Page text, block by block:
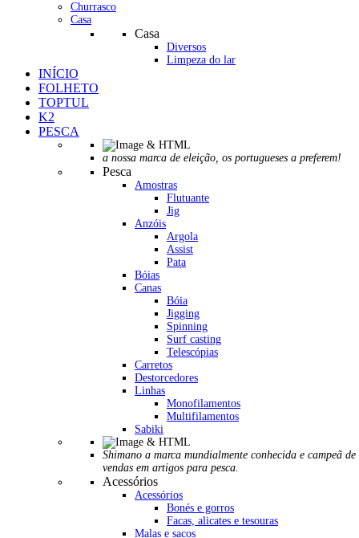
Churrasco
Casa
Casa
Diversos
Limpeza do lar
INÍCIO
FOLHETO
TOPTUL
K2
PESCA
a nossa marca de eleição, os portugueses a preferem!
Pesca
Amostras
Flutuante
Jig
Anzóis
Argola
Assist
Pata
Bóias
Canas
Bóia
Jigging
Spinning
Surf casting
Telescópias
Carretos
Destorcedores
Linhas
Monofilamentos
Multifilamentos
Sabiki
Shimano a marca mundialmente conhecida e campeã de
vendas em artigos para pesca.
Acessórios
Acessórios
Bonés e gorros
Facas, alicates e tesouras
Malas e sacos